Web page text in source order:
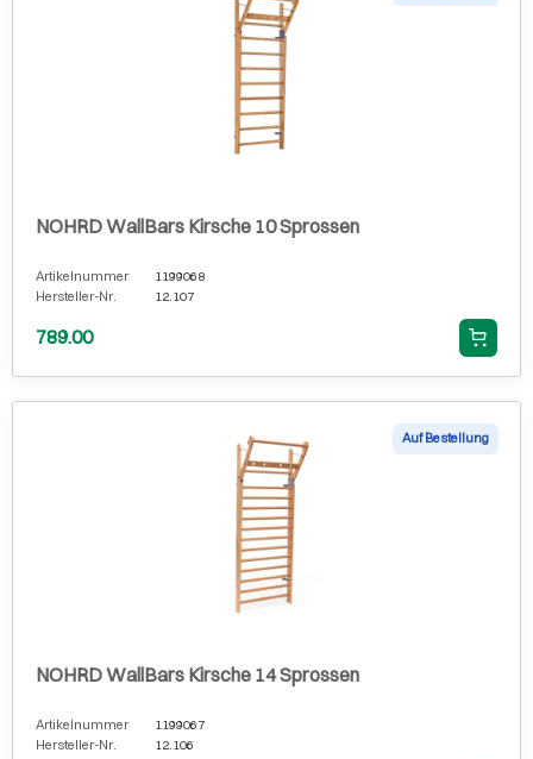
NOHRD WallBars Kirsche 10 Sprossen
Artikelnummer
1199068
Hersteller-Nr.
12.107
789.00
Auf Bestellung
NOHRD WallBars Kirsche 14 Sprossen
Artikelnummer
1199067
Hersteller-Nr.
12.106